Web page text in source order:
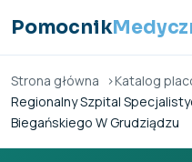
Pomocnik
Strona główna
Katalog
Regionalny Szpital
Biegańskiego W Grudziądzu